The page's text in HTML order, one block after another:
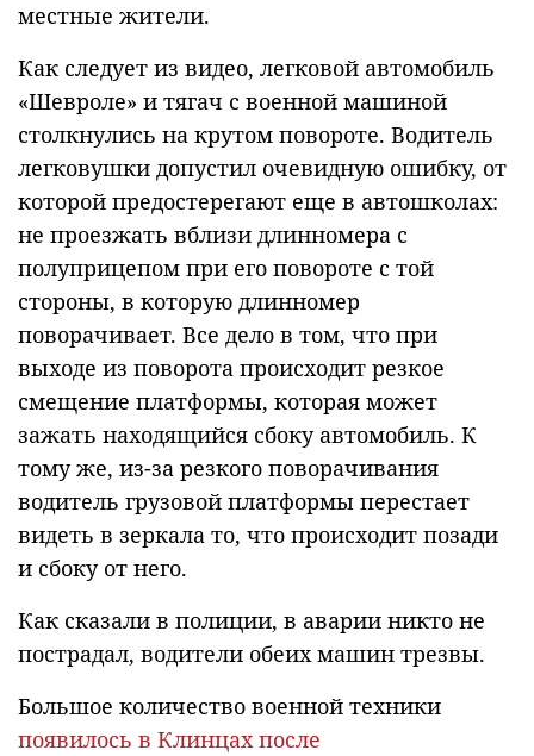
местные жители.
Как следует из видео, легковой автомобиль
«Шевроле» и тягач с военной машиной
столкнулись на крутом повороте. Водитель
легковушки допустил очевидную ошибку, от
которой предостерегают еще в автошколах:
не проезжать вблизи длинномера с
полуприцепом при его повороте с той
стороны, в которую длинномер
поворачивает. Все дело в том, что при
выходе из поворота происходит резкое
смещение платформы, которая может
зажать находящийся сбоку автомобиль. К
тому же, из-за резкого поворачивания
водитель грузовой платформы перестает
видеть в зеркала то, что происходит позади
и сбоку от него.
Как сказали в полиции, в аварии никто не
пострадал, водители обеих машин трезвы.
Большое количество военной техники
появилось в Клинцах после